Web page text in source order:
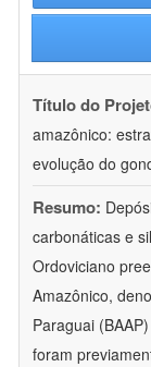
Título do
amazônico:
evolução do
Resumo:
carbonáticas e
Ordoviciano
Amazônico,
Paraguai
foram